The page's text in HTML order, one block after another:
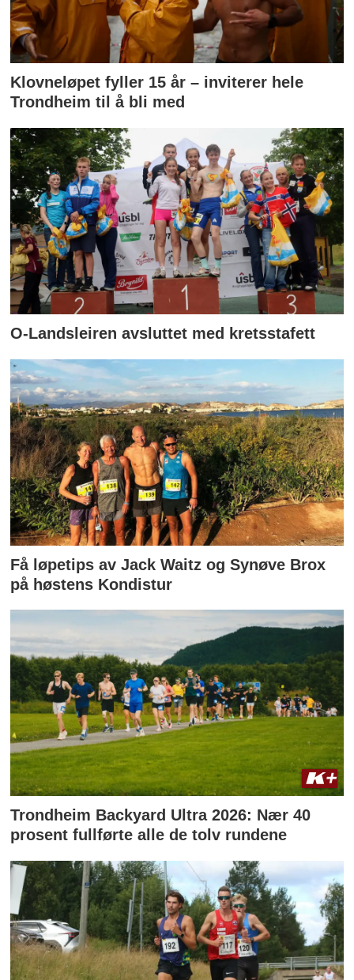
Klovneløpet fyller 15 år – inviterer hele
Trondheim til å bli med
O-Landsleiren avsluttet med kretsstafett
Få løpetips av Jack Waitz og Synøve Brox
på høstens Kondistur
Trondheim Backyard Ultra 2026: Nær 40
prosent fullførte alle de tolv rundene